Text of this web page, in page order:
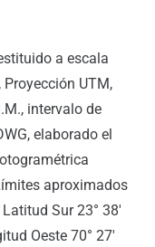
a escala
UTM,
intervalo de
elaborado el
aproximados
Sur 23° 38′
Oeste 70° 27′